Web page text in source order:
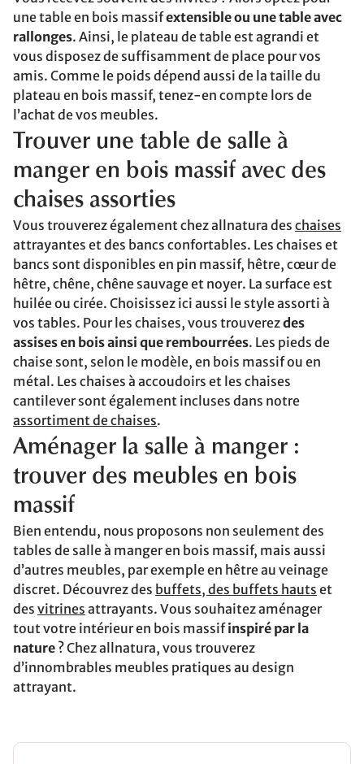
une table en bois massifextensible ou une table avec
rallonges. Ainsi, le plateau de table est agrandi et
vous disposez de suffisamment de place pour vos
amis. Comme le poids dépend aussi de la taille du
plateau en bois massif, tenez-en compte lors de
l’achat de vos meubles.
Trouver une table de salle à
manger en bois massif avec des
chaises assorties
Vous trouverez également chez allnatura des chaises
attrayantes et des bancs confortables. Les chaises et
bancs sont disponibles en pin massif, hêtre, cœur de
hêtre, chêne, chêne sauvage et noyer. La surface est
huilée ou cirée. Choisissez ici aussi le style assorti à
vos tables. Pour les chaises, vous trouverezdes
assises en bois ainsi que rembourrées. Les pieds de
chaise sont, selon le modèle, en bois massif ou en
métal. Les chaises à accoudoirs et les chaises
cantilever sont également incluses dans notre
assortiment de chaises.
Aménager la salle à manger :
trouver des meubles en bois
massif
Bien entendu, nous proposons non seulement des
tables de salle à manger en bois massif, mais aussi
d’autres meubles, par exemple en hêtre au veinage
discret. Découvrez des buffets, des buffets hauts et
des vitrines attrayants. Vous souhaitez aménager
tout votre intérieur en bois massifinspiré par la
nature ? Chez allnatura, vous trouverez
d’innombrables meubles pratiques au design
attrayant.